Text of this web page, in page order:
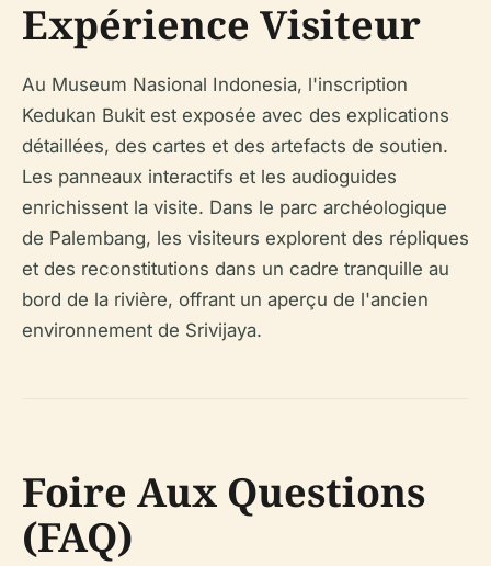
Expérience Visiteur
Au Museum Nasional Indonesia, l'inscription
Kedukan Bukit est exposée avec des explications
détaillées, des cartes et des artefacts de soutien.
Les panneaux interactifs et les audioguides
enrichissent la visite. Dans le parc archéologique
de Palembang, les visiteurs explorent des répliques
et des reconstitutions dans un cadre tranquille au
bord de la rivière, offrant un aperçu de l'ancien
environnement de Srivijaya.
Foire Aux Questions
(FAQ)